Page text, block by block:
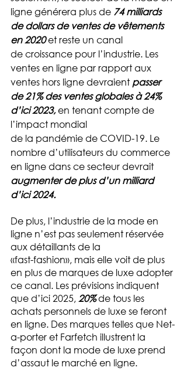
ligne générera plus de 74 milliards
de dollars de ventes de vêtements
en 2020 et reste un canal
de croissance pour l’industrie. Les
ventes en ligne par rapport aux
ventes hors ligne devraient passer
de 21% des ventes globales à 24%
d’ici 2023, en tenant compte de
l’impact mondial
de la pandémie de COVID-19. Le
nombre d’utilisateurs du commerce
en ligne dans ce secteur devrait
augmenter de plus d’un milliard
d’ici 2024.
De plus, l’industrie de la mode en
ligne n’est pas seulement réservée
aux détaillants de la
«fast-fashion», mais elle voit de plus
en plus de marques de luxe adopter
ce canal. Les prévisions indiquent
que d’ici 2025, 20% de tous les
achats personnels de luxe se feront
en ligne. Des marques telles que Net-
a-porter et Farfetch illustrent la
façon dont la mode de luxe prend
d’assaut le marché en ligne.